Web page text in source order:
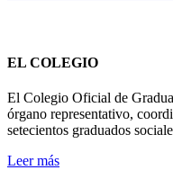
EL COLEGIO
El Colegio Oficial de
órgano representativo,
setecientos graduados
Leer más